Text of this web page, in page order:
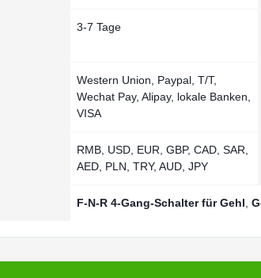
3-7 Tage
Western Union, Paypal, T/T,
Wechat Pay, Alipay, lokale Banken,
VISA
RMB, USD, EUR, GBP, CAD, SAR,
AED, PLN, TRY, AUD, JPY
F-N-R 4-Gang-Schalter für Gehl